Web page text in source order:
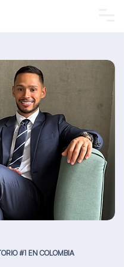
#1 EN COLOMBIA